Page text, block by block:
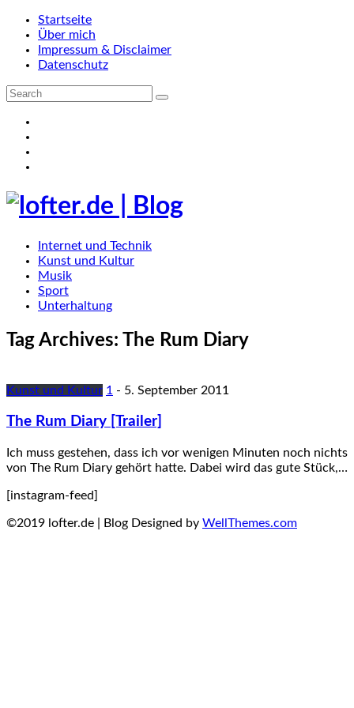
Startseite
Über mich
Impressum & Disclaimer
Datenschutz
Internet und Technik
Kunst und Kultur
Musik
Sport
Unterhaltung
Tag Archives: The Rum Diary
Kunst und Kultur 1 - 5. September 2011
The Rum Diary [Trailer]
Ich muss gestehen, dass ich vor wenigen Minuten noch nichts
von The Rum Diary gehört hatte. Dabei wird das gute Stück,…
[instagram-feed]
©2019 lofter.de | Blog Designed by WellThemes.com